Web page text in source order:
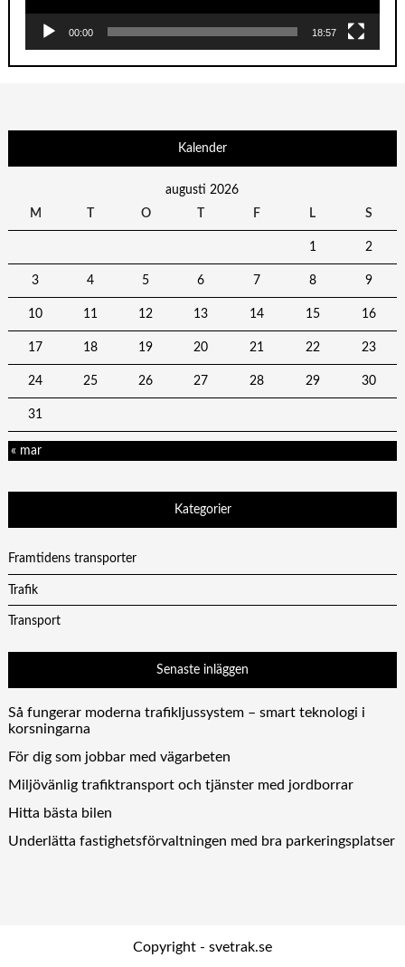
00:00 18:57
Kalender
augusti 2026
M
O F L S
1 2
3 4 5 6 7 8 9
10 11 12 13 14 15 16
17 18 19 20 21 22 23
24 25 26 27 28 29 30
31
« mar
Kategorier
Framtidens transporter
Trafik
Transport
Senaste inläggen
Så fungerar moderna trafikljussystem – smart teknologi i
korsningarna
För dig som jobbar med vägarbeten
Miljövänlig trafiktransport och tjänster med jordborrar
Hitta bästa bilen
Underlätta fastighetsförvaltningen med bra parkeringsplatser